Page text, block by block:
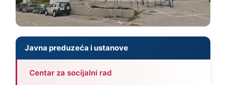
Javna preduzeća i ustanove
Centar za socijalni rad